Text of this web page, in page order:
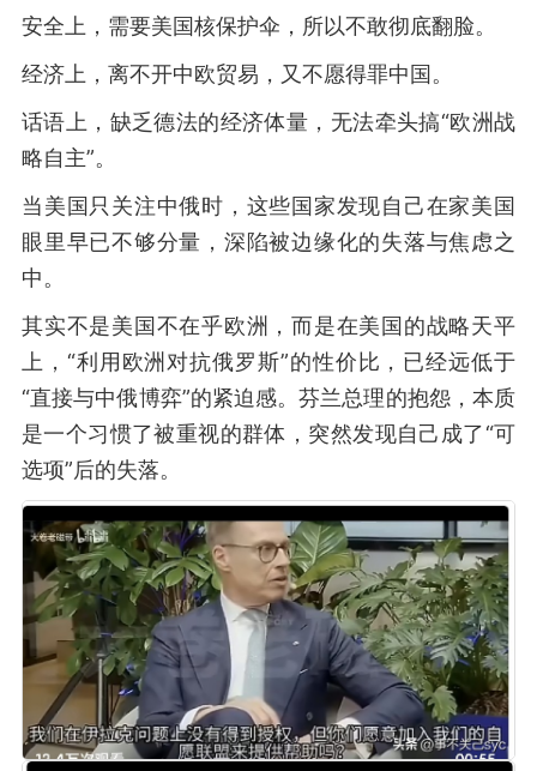
安全上，需要美国核保护伞，所以不敢彻底翻脸。
经济上，离不开中欧贸易，又不愿得罪中国。
话语上，缺乏德法的经济体量，无法牵头搞“欧洲战
略自主”。
当美国只关注中俄时，这些国家发现自己在家美国
眼里早已不够分量，深陷被边缘化的失落与焦虑之
中。
其实不是美国不在乎欧洲，而是在美国的战略天平
上，“利用欧洲对抗俄罗斯”的性价比，已经远低于
“直接与中俄博弈”的紧迫感。芬兰总理的抱怨，本质
是一个习惯了被重视的群体，突然发现自己成了“可
选项”后的失落。